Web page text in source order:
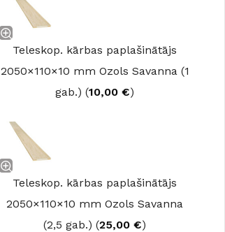
Teleskop. kārbas paplašinātājs
2050×110×10 mm Ozols Savanna (1
gab.) (10,00 €)
Teleskop. kārbas paplašinātājs
2050×110×10 mm Ozols Savanna
(2,5 gab.) (25,00 €)